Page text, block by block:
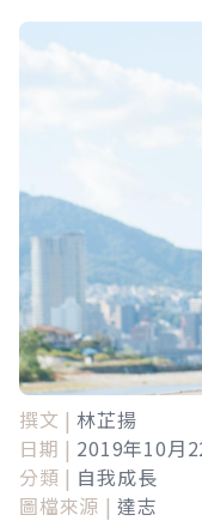
撰文 | 林芷揚
日期 | 2019年10月
分類 | 自我成長
圖檔來源 | 達志